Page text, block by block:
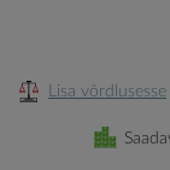
Lisa võrdlusesse